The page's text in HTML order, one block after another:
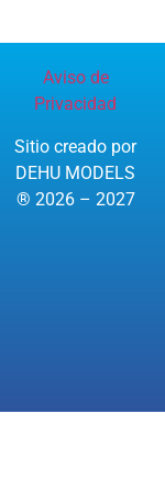
Aviso de
Privacidad
Sitio creado por
DEHU MODELS
® 2026 – 2027